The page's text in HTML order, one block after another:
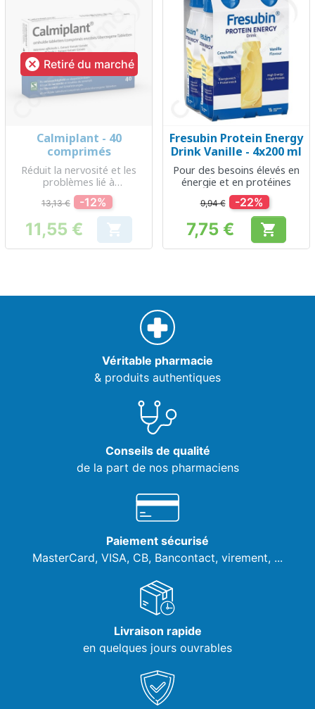
 Retiré du marché
Calmiplant - 40
comprimés
Réduit la nervosité et les
problèmes lié à
l’endormissement
13,13 € -12%
Prix
11,55 € 
Fresubin Protein Energy
Drink Vanille - 4x200 ml
Pour des besoins élevés en
énergie et en protéines
9,94 € -22%
Prix
7,75 € 
Véritable pharmacie
& produits authentiques
Conseils de qualité
de la part de nos pharmaciens
Paiement sécurisé
MasterCard, VISA, CB, Bancontact, virement, ...
Livraison rapide
en quelques jours ouvrables